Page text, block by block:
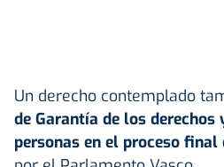
Un derecho contemplado
de Garantía de los
personas en el proceso final